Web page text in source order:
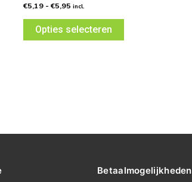
Gewaardeerd
uit
€5,19 - €5,95 incl.
Opties selecteren
Betaalmogelijkheden